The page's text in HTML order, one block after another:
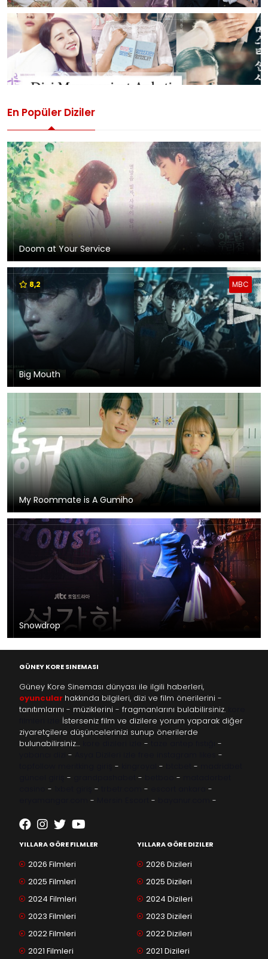
En Popüler Diziler
Doom at Your Service
MBC
8,2
Big Mouth
My Roommate is A Gumiho
Snowdrop
GÜNEY KORE SINEMASI
Güney Kore Sineması dünyası ile ilgili haberleri,
oyuncular hakkında bilgileri, dizi ve film önerilerini -
tanıtımlarını - müziklerini - fragmanlarını bulabilirsiniz.
İsterseniz film ve dizilere yorum yaparak diğer
ziyaretçilere düşüncelerinizi sunup önerilerde
bulunabilirsiniz…
-
-
-
-
- - -
- - -
- - -
-
- - -
YILLARA GÖRE FILMLER
2026 Filmleri
2025 Filmleri
2024 Filmleri
2023 Filmleri
2022 Filmleri
2021 Filmleri
YILLARA GÖRE DIZILER
2026 Dizileri
2025 Dizileri
2024 Dizileri
2023 Dizileri
2022 Dizileri
2021 Dizileri